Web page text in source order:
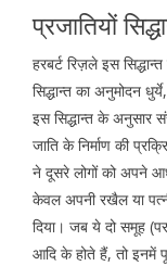
प्रजातियों
हरबर्ट रिज़ले इस
सिद्धान्त का अनुमोदन
इस सिद्धान्त के अनुसार
जाति के निर्माण की
ने दूसरे लोगों को अपने
केवल अपनी रखैल या
दिया। जब ये दो समूह
आदि के होते हैं, तो इनमें